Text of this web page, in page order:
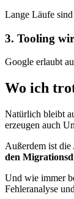
Lange Läufe
3. Tooling
Google erlaubt
Wo ich
Natürlich bleibt
erzeugen auch
Außerdem ist die
den
Und wie immer
Fehleranalyse